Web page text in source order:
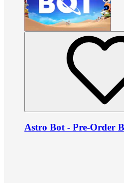
Astro Bot - Pre-Order